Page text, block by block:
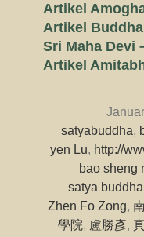
Artikel
Artikel
Sri Maha Devi
Artikel
satyabuddha,
yen Lu, http://
bao sheng
satya buddha
Zhen Fo Zong,
學院, 盧勝彥,